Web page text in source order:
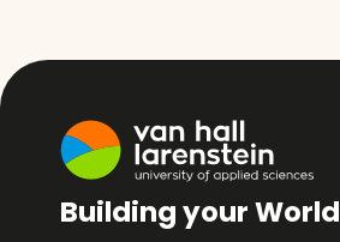
Building your World